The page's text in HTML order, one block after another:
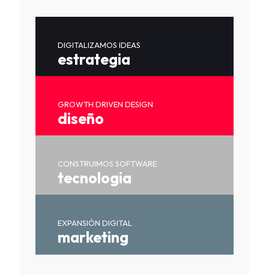
DIGITALIZAMOS IDEAS
estrategia
GROWTH DRIVEN DESIGN
diseño
CONSTRUIMOS SOFTWARE
tecnologia
EXPANSIÓN DIGITAL
marketing